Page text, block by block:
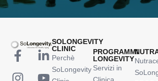
SOLONGEVITY
CLINIC
Perchè
SoLongevity
PROGRAMMI
LONGEVITY
Servizi in